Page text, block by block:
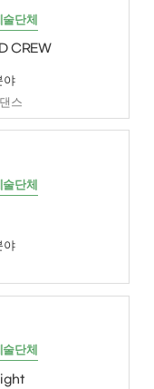
술단체
CREW
야
스
단체
야
단체